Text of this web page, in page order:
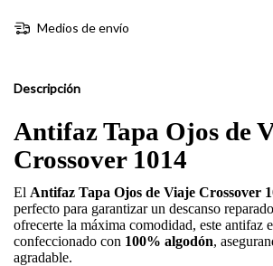
Medios de envío
Descripción
Antifaz Tapa Ojos de
Crossover 1014
El Antifaz Tapa Ojos de Viaje Crossover
perfecto para garantizar un descanso
ofrecerte la máxima comodidad, este antifaz
confeccionado con 100% algodón,
agradable.